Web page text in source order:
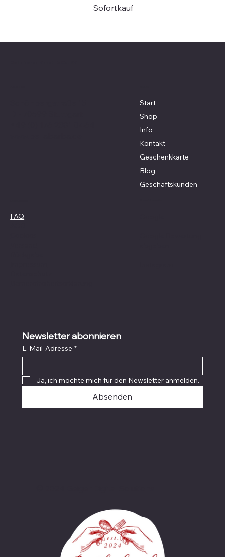
Sofortkauf
Start
Shop
Info
Kontakt
Geschenkkarte
Blog
Geschäftskunden
FAQ
Newsletter abonnieren
E-Mail-Adresse *
Ja, ich möchte mich für den Newsletter anmelden.
Absenden